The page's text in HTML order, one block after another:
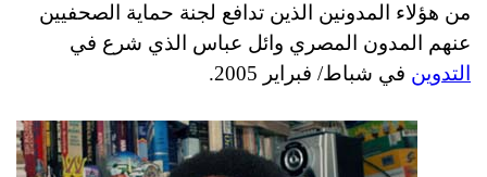
من هؤلاء المدونين الذين تدافع لجنة حماية الصحفيين
عنهم المدون المصري وائل عباس الذي شرع في
التدوين في شباط/ فبراير 2005.